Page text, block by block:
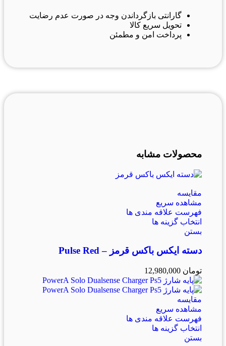
گارانتی بازگرداندن وجه در صورت عدم رضایت
تحویل سریع کالا
پرداخت امن و مطمئن
محصولات مشابه
مقایسه
مشاهده سریع
فهرست علاقه مندی ها
انتخاب گزینه ها
بستن
دسته ایکس باکس قرمز – Pulse Red
تومان
مقایسه
مشاهده سریع
فهرست علاقه مندی ها
انتخاب گزینه ها
بستن